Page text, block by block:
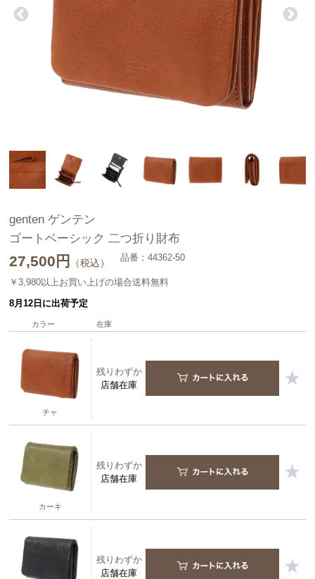
genten ゲンテン
ゴートベーシック 二つ折り財布
27,500 円 （税込） 品番：44362-50
￥3,980以上お買い上げの場合送料無料
8月12日に出荷予定
カラー 在庫
チャ
残りわずか
店舗在庫
カーキ
残りわずか
店舗在庫
残りわずか
店舗在庫